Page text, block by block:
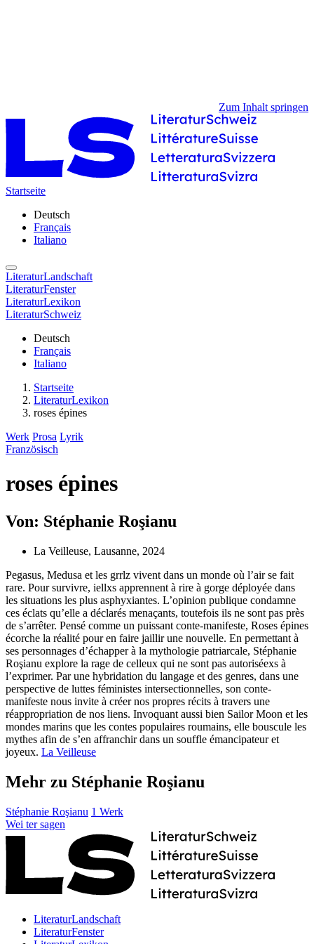
Zum Inhalt springen
Startseite
Deutsch
Français
Italiano
LiteraturLandschaft
LiteraturFenster
LiteraturLexikon
LiteraturSchweiz
Deutsch
Français
Italiano
Startseite
LiteraturLexikon
roses épines
Werk Prosa Lyrik
Französisch
roses épines
Von: Stéphanie Roşianu
La Veilleuse, Lausanne, 2024
Pegasus, Medusa et les grrlz vivent dans un monde où l’air se fait
rare. Pour survivre, iellxs apprennent à rire à gorge déployée dans
les situations les plus asphyxiantes. L’opinion publique condamne
ces éclats qu’elle a déclarés menaçants, toutefois ils ne sont pas près
de s’arrêter. Pensé comme un puissant conte-manifeste, Roses épines
écorche la réalité pour en faire jaillir une nouvelle. En permettant à
ses personnages d’échapper à la mythologie patriarcale, Stéphanie
Roşianu explore la rage de celleux qui ne sont pas autoriséexs à
l’exprimer. Par une hybridation du langage et des genres, dans une
perspective de luttes féministes intersectionnelles, son conte-
manifeste nous invite à créer nos propres récits à travers une
réappropriation de nos liens. Invoquant aussi bien Sailor Moon et les
mondes marins que les contes populaires roumains, elle bouscule les
mythes afin de s’en affranchir dans un souffle émancipateur et
joyeux. La Veilleuse
Mehr zu Stéphanie Roşianu
Stéphanie Roşianu 1 Werk
Wei ter sagen
LiteraturLandschaft
LiteraturFenster